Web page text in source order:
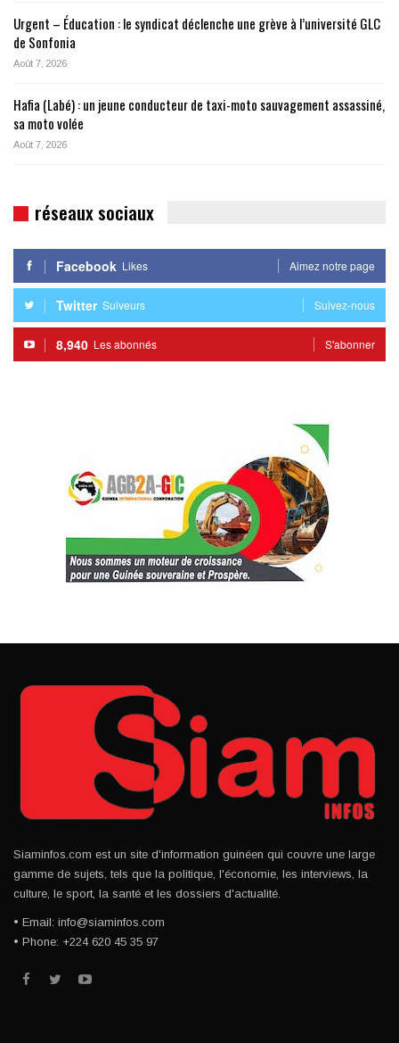
Urgent – Éducation : le syndicat déclenche une grève à l’université GLC
de Sonfonia
Août 7, 2026
Hafia (Labé) : un jeune conducteur de taxi-moto sauvagement assassiné,
sa moto volée
Août 7, 2026
réseaux sociaux
Facebook Likes Aimez notre page
Twitter Suiveurs Suivez-nous
8,940 Les abonnés S'abonner
Siaminfos.com est un site d'information guinéen qui couvre une large
gamme de sujets, tels que la politique, l'économie, les interviews, la
culture, le sport, la santé et les dossiers d'actualité.
• Email: info@siaminfos.com
• Phone: +224 620 45 35 97